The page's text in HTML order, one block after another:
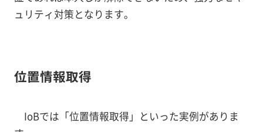
ュリティ対策となります。
位置情報取得
IoBでは「位置情報取得」といった実例がありま